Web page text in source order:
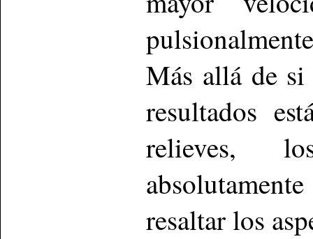
Más allá de si
resultados
relieves,
resaltar los